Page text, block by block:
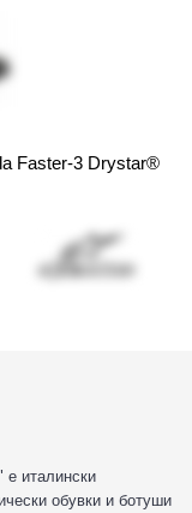
италински
обувки и ботуши
Faster-3 Drystar®